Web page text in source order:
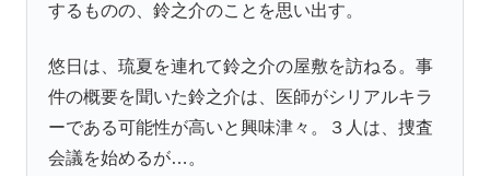
するものの、鈴之介のことを思い出す。
悠日は、琉夏を連れて鈴之介の屋敷を訪ねる。事
件の概要を聞いた鈴之介は、医師がシリアルキラ
ーである可能性が高いと興味津々。３人は、捜査
会議を始めるが…。